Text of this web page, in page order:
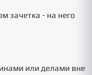
зачетка - на него
или делами вне